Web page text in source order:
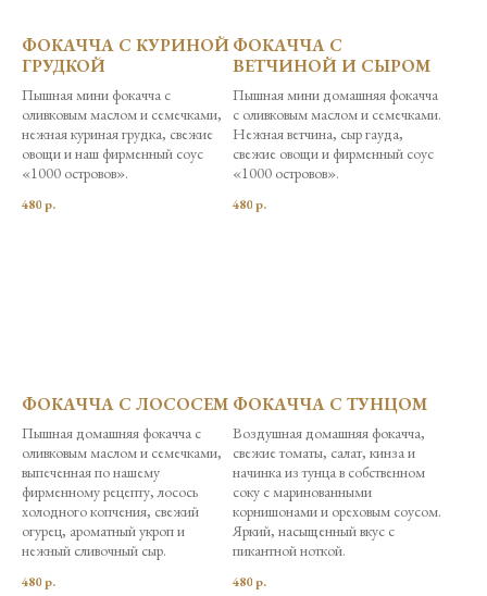
ФОКАЧЧА С КУРИНОЙ
ГРУДКОЙ
Пышная мини фокачча с
оливковым маслом и семечками,
нежная куриная грудка, свежие
овощи и наш фирменный соус
«1000 островов».
480р.
ФОКАЧЧА С
ВЕТЧИНОЙ И СЫРОМ
Пышная мини домашняя фокачча
с оливковым маслом и семечками.
Нежная ветчина, сыр гауда,
свежие овощи и фирменный соус
«1000 островов».
480р.
ФОКАЧЧА С ЛОСОСЕМ
Пышная домашняя фокачча с
оливковым маслом и семечками,
выпеченная по нашему
фирменному рецепту, лосось
холодного копчения, свежий
огурец, ароматный укроп и
нежный сливочный сыр.
480р.
ФОКАЧЧА С ТУНЦОМ
Воздушная домашняя фокачча,
свежие томаты, салат, кинза и
начинка из тунца в собственном
соку с маринованными
корнишонами и ореховым соусом.
Яркий, насыщенный вкус с
пикантной ноткой.
480р.